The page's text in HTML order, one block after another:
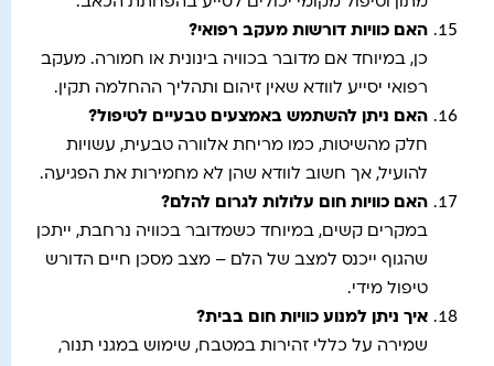
האם כוויות דורשות מעקב רפואי?
כן, במיוחד אם מדובר בכוויה בינונית או חמורה. מעקב
רפואי יסייע לוודא שאין זיהום ותהליך ההחלמה תקין.
האם ניתן להשתמש באמצעים טבעיים לטיפול?
חלק מהשיטות, כמו מריחת אלוורה טבעית, עשויות
להועיל, אך חשוב לוודא שהן לא מחמירות את הפגיעה.
האם כוויות חום עלולות לגרום להלם?
במקרים קשים, במיוחד כשמדובר בכוויה נרחבת, ייתכן
שהגוף ייכנס למצב של הלם – מצב מסכן חיים הדורש
טיפול מידי.
איך ניתן למנוע כוויות חום בבית?
שמירה על כללי זהירות במטבח, שימוש במגני תנור,